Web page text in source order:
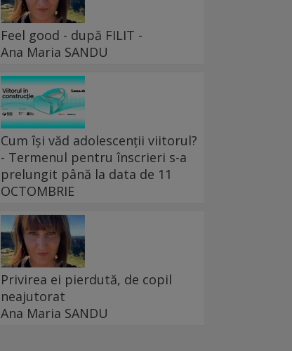
Feel good - după FILIT -
Ana Maria SANDU
Cum își văd adolescenții viitorul?
- Termenul pentru înscrieri s-a
prelungit până la data de 11
OCTOMBRIE
Privirea ei pierdută, de copil
neajutorat
Ana Maria SANDU